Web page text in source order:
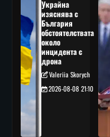
Украйна
изяснява с
България
обстоятелствата
около
инцидента с
дрона
Valeriia Skorych
2026-08-08 21:10